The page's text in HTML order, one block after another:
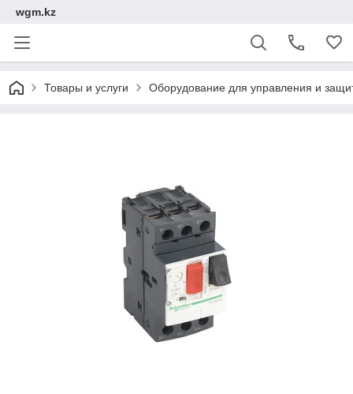
wgm.kz
Товары и услуги Оборудование для управления и